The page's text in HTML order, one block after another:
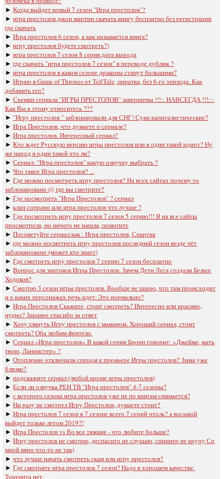
►Когда выйдет новый 7 сезон "Игра престолов"?
►игра престолов джон мартин скачать книгу бесплатно без регистрации
где скачать
►Игра престолов 6 сезон, а как называется книга?
►игру престолов будете смотреть?)
►игра престолов 7 сезон 8 серия дата выхода
►где скачать "игра престолов 7 сезон" в переводе дубляж ?
►игра престолов в каком сезоне драконы станут большими?
►Играю в Game of Thrones от TellTale, пиратка, без 6-го эпизода. Как
добавить его?
►Съемки сериала "ИГРЫ ПРЕСТОЛОВ" завершены !!!:: НАВСЕГДА !!!:::
Как Вы к этому относитесь ???
► "Игру престолов " заблокировали для СНГ! Суки капиталистические?
►Игра Престолов, что думаете о сериале?
►Игра престолов. Интересный сериал?
►Кто ждет Русскую версию игры престолов или я один такой идиот? Ну
же народ я один такой что ли?
►Сериал: "Игра престолов" какую озвучку выбрать ?
►Что такое Игра престолов? ...
►Где можно посмотреть игру престолов? На всех сайтах почему то
заблокировано ((( где вы смотрите?
►Где посмотреть "Игра Престолов" ? сериал
►клан сопрано или игра престолов что лучше ?
►Где посмотреть игру престолов 7 сезон 5 серию!!! Я на все сайты
просмотрела, но ничего не нашла, помогите
►Посоветуйте сериал как : Игра престолов, Спартак
►где можно посмотреть игру престолов последний сезон везде чёт
заблокировано (может кто знает)
►Где смотреть игру престолов 7 серию 7 сезон бесплатно
►Вопрос для знатоков Игры Престолов. Зачем Дети Леса создали Белых
Ходоков?
►Смотрю 3 сезон игры престолов. Вообще не шарю, что там происходит
и о каких персонажах речь идет. Это нормально?
►Игра Престолов Скажите, стоит смотреть? Интересно или красиво,
нудно? Заранее спасибо за ответ
► Хочу глянуть Игру престолов с маманом. Хороший сериал, стоит
смотреть? Оба любим фентези.
►Сериал «Игра престолов» В какой серии Бронн говорит: «Джейме, мать
твою, Ланнистер» ?
►Отопление отключили спецом к премьере Игры престолов? Зима уже
близко?
►подскажите сериал (любой кроме игры престолов)
►Если ли озвучка РЕН ТВ "Игра престолов" 4-7 сезоны?
►с которого сезона игра престолов уже не по книгам снимается?
►Ни разу не смотрел Игру Престолов, думаете стоит?
►Игра престолов 7 сезон в 7 сезоне всего 7 серий чтоль? а восьмой
выйдет только летом 2019?!
►Игра Престолов vs Во все тяжкие - что любите больше?
►Игру престолов не смотрю, деспасито не слушаю, спиннер не кручу Со
мной явно что-то не так)
►что лучше начать смотреть скам или игру престолов?
►Где смотрите игра престолов 7 сезон? Надо в хорошем качестве.
Тореннта нет.